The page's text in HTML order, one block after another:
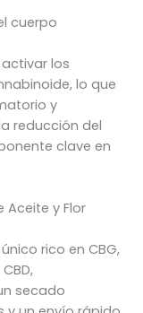
cuerpo
los
lo que
y
reducción del
clave en
Aceite y Flor
rico en CBG,
secado